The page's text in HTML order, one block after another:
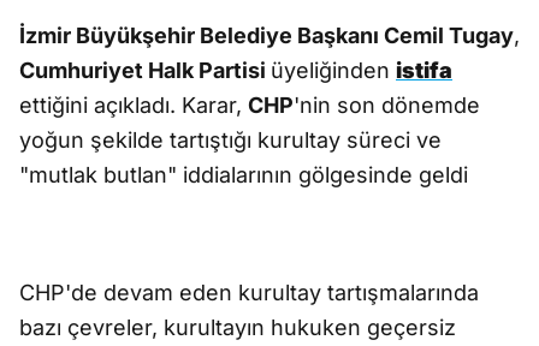
İzmir Büyükşehir Belediye Başkanı Cemil Tugay,
Cumhuriyet Halk Partisi üyeliğinden istifa
ettiğini açıkladı. Karar, CHP'nin son dönemde
yoğun şekilde tartıştığı kurultay süreci ve
"mutlak butlan" iddialarının gölgesinde geldi
CHP'de devam eden kurultay tartışmalarında
bazı çevreler, kurultayın hukuken geçersiz